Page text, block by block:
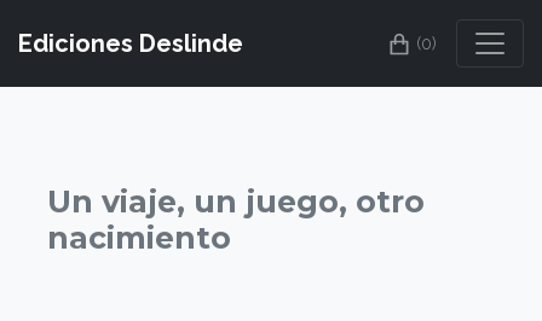
Ediciones Deslinde (0)
Un viaje, un juego, otro
nacimiento